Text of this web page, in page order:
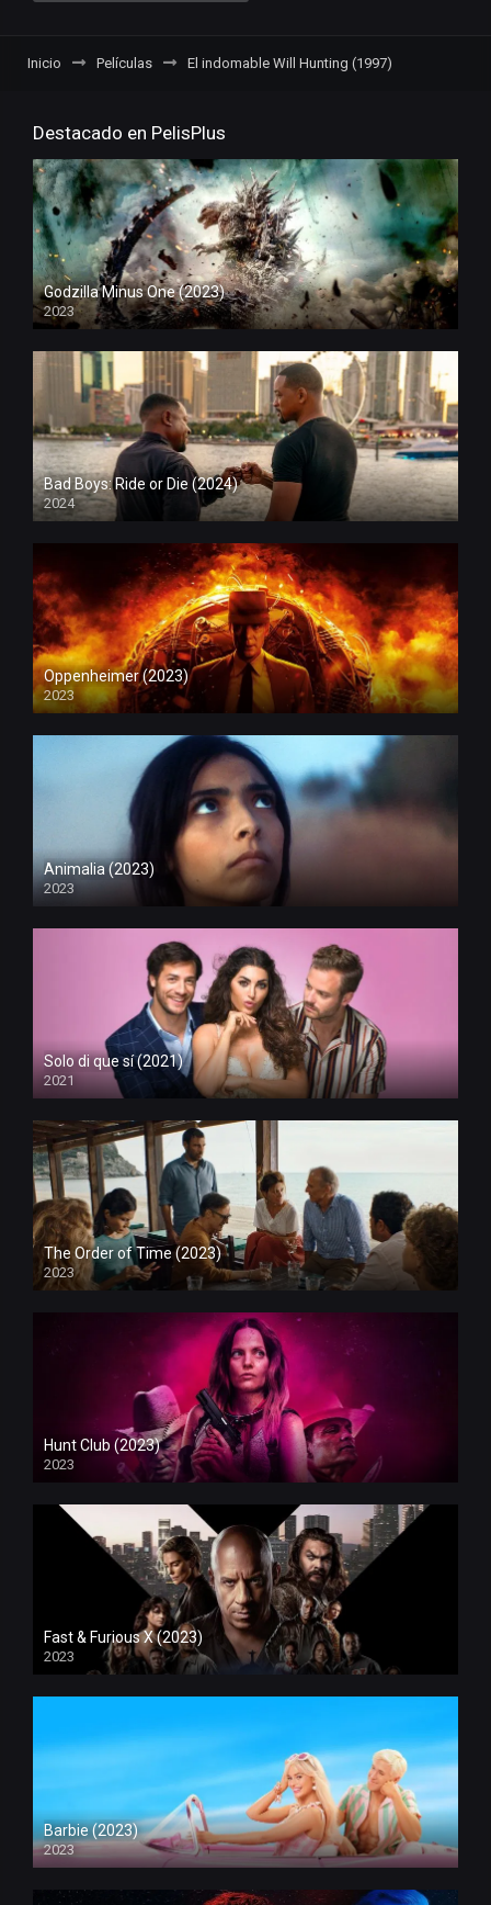
Inicio Películas El indomable Will Hunting (1997)
Destacado en PelisPlus
Godzilla Minus One (2023)
2023
Bad Boys: Ride or Die (2024)
2024
Oppenheimer (2023)
2023
Animalia (2023)
2023
Solo di que sí (2021)
2021
The Order of Time (2023)
2023
Hunt Club (2023)
2023
Fast & Furious X (2023)
2023
Barbie (2023)
2023